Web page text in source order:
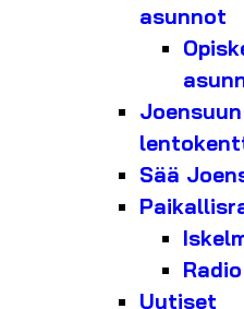
asunnot
Joensuun
Sää
Uutiset